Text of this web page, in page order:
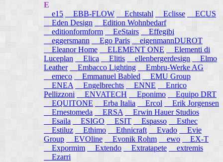
E
e15 EBB-FLOW Echtstahl Eclisse
ECUS
Eden Design
Edition Wohnbedarf
editionformform
EeStairs
Effegibi
eggersmann
Ego Paris
eigenmannDUROT
Eleanor Home
ELEMENT ONE
Elementi di
Luceplan
Elica Elitis ellenbergerdesign
Elmo
Leather
Embacco Lighting
Embru-Werke AG
emeco
Emmanuel Babled
EMU Group
ENEA
Engelbrechts ENNE
Enrico
Pellizzoni ENVATECH Eponimo
Equipo DRT
EQUITONE
Erba Italia Ercol
Erik Jorgensen
Ernestomeda
ERSA
Erwin Hauer Studios
Esaila
ESIGO ESIT Espasso
Esthec
Estiluz
Ethimo Ethnicraft Evado
Evie
Group
EVOline Evonik Rohm ewo
EX-T
Expormim
Extendo Extratapete
extremis
Ezarri